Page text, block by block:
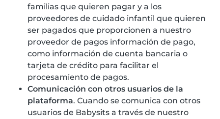
familias que quieren pagar y a los
proveedores de cuidado infantil que quieren
ser pagados que proporcionen a nuestro
proveedor de pagos información de pago,
como información de cuenta bancaria o
tarjeta de crédito para facilitar el
procesamiento de pagos.
Comunicación con otros usuarios de la
plataforma. Cuando se comunica con otros
usuarios de Babysits a través de nuestro